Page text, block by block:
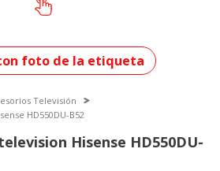
modelo?
foto de la etiqueta
Televisión
HD550DU-B52
Hisense HD550DU-